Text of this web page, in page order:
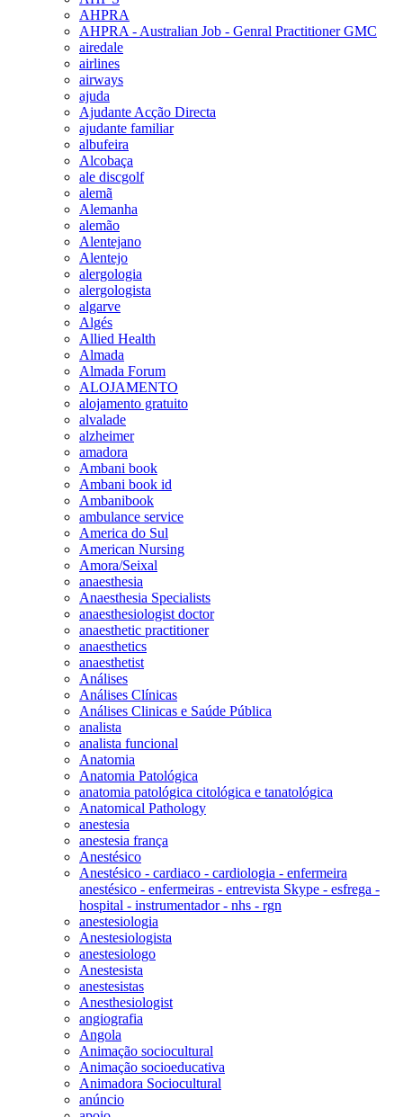
AHPRA
AHPRA - Australian Job - Genral Practitioner GMC
airedale
airlines
airways
ajuda
Ajudante Acção Directa
ajudante familiar
albufeira
Alcobaça
ale discgolf
alemã
Alemanha
alemão
Alentejano
Alentejo
alergologia
alergologista
algarve
Algés
Allied Health
Almada
Almada Forum
ALOJAMENTO
alojamento gratuito
alvalade
alzheimer
amadora
Ambani book
Ambani book id
Ambanibook
ambulance service
America do Sul
American Nursing
Amora/Seixal
anaesthesia
Anaesthesia Specialists
anaesthesiologist doctor
anaesthetic practitioner
anaesthetics
anaesthetist
Análises
Análises Clínicas
Análises Clinicas e Saúde Pública
analista
analista funcional
Anatomia
Anatomia Patológica
anatomia patológica citológica e tanatológica
Anatomical Pathology
anestesia
anestesia frança
Anestésico
Anestésico - cardiaco - cardiologia - enfermeira
anestésico - enfermeiras - entrevista Skype - esfrega -
hospital - instrumentador - nhs - rgn
anestesiologia
Anestesiologista
anestesiologo
Anestesista
anestesistas
Anesthesiologist
angiografia
Angola
Animação sociocultural
Animação socioeducativa
Animadora Sociocultural
anúncio